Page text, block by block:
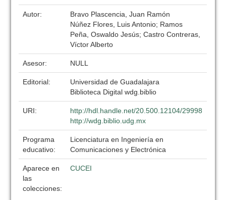
Autor:
Bravo Plascencia, Juan Ramón
Núñez Flores, Luis Antonio; Ramos
Peña, Oswaldo Jesús; Castro Contreras,
Víctor Alberto
Asesor: NULL
Editorial:
Universidad de Guadalajara
Biblioteca Digital wdg.biblio
URI:
http://hdl.handle.net/20.500.12104/29998
http://wdg.biblio.udg.mx
Programa
educativo:
Licenciatura en Ingeniería en
Comunicaciones y Electrónica
Aparece en
las
colecciones:
CUCEI